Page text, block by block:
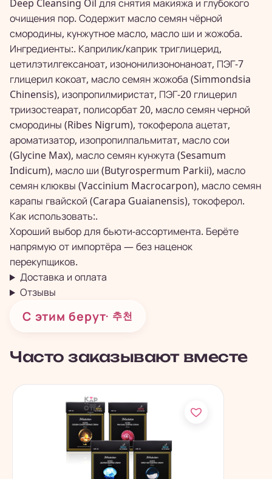
Deep Cleansing Oil для снятия макияжа и глубокого
очищения пор. Содержит масло семян чёрной
смородины, кунжутное масло, масло ши и жожоба.
Ингредиенты:. Каприлик/каприк триглицерид,
цетилэтилгексаноат, изононилизононаноат, ПЭГ-7
глицерил кокоат, масло семян жожоба (Simmondsia
Chinensis), изопропилмиристат, ПЭГ-20 глицерил
триизостеарат, полисорбат 20, масло семян черной
смородины (Ribes Nigrum), токоферола ацетат,
ароматизатор, изопропилпальмитат, масло сои
(Glycine Max), масло семян кунжута (Sesamum
Indicum), масло ши (Butyrospermum Parkii), масло
семян клюквы (Vaccinium Macrocarpon), масло семян
карапы гвайской (Carapa Guaianensis), токоферол.
Как использовать:.
Хороший выбор для бьюти-ассортимента. Берёте
напрямую от импортёра — без наценок
перекупщиков.
Доставка и оплата
Отзывы
С этим берут· 추천
Часто заказывают вместе